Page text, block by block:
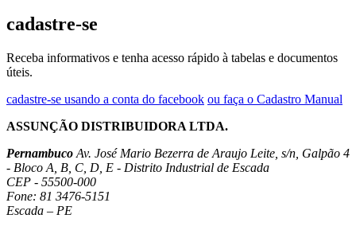
cadastre-se
Receba informativos e tenha acesso rápido à tabelas e documentos
úteis.
cadastre-se usando a conta do facebook ou faça o Cadastro Manual
ASSUNÇÃO DISTRIBUIDORA LTDA.
Pernambuco Av. José Mario Bezerra de Araujo Leite, s/n, Galpão 4
- Bloco A, B, C, D, E - Distrito Industrial de Escada
CEP - 55500-000
Fone: 81 3476-5151
Escada – PE